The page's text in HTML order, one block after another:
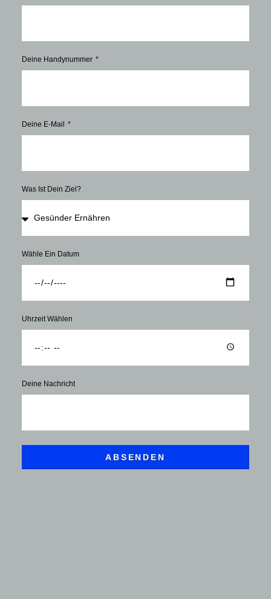
Deine Handynummer
Deine E-Mail
Was Ist Dein Ziel?
Wähle Ein Datum
Uhrzeit Wählen
Deine Nachricht
ABSENDEN